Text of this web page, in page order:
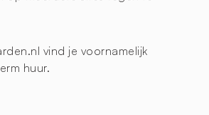
vind je voornamelijk
huur.